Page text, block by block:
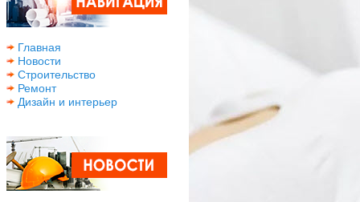
Главная
Новости
Строительство
Ремонт
Дизайн и интерьер